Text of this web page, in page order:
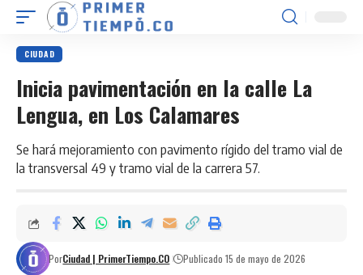
CIUDAD
Inicia pavimentación en la calle La
Lengua, en Los Calamares
Se hará mejoramiento con pavimento rígido del tramo vial de
la transversal 49 y tramo vial de la carrera 57.
PorCiudad | PrimerTiempo.CO Publicado 15 de mayo de 2026